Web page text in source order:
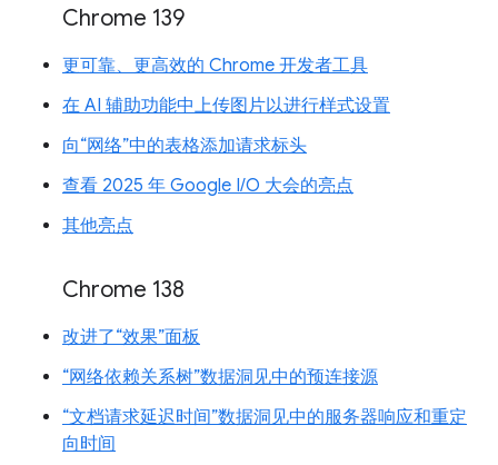
Chrome 139
更可靠、更高效的 Chrome 开发者工具
在 AI 辅助功能中上传图片以进行样式设置
向“网络”中的表格添加请求标头
查看 2025 年 Google I/O 大会的亮点
其他亮点
Chrome 138
改进了“效果”面板
“网络依赖关系树”数据洞见中的预连接源
“文档请求延迟时间”数据洞见中的服务器响应和重定
向时间